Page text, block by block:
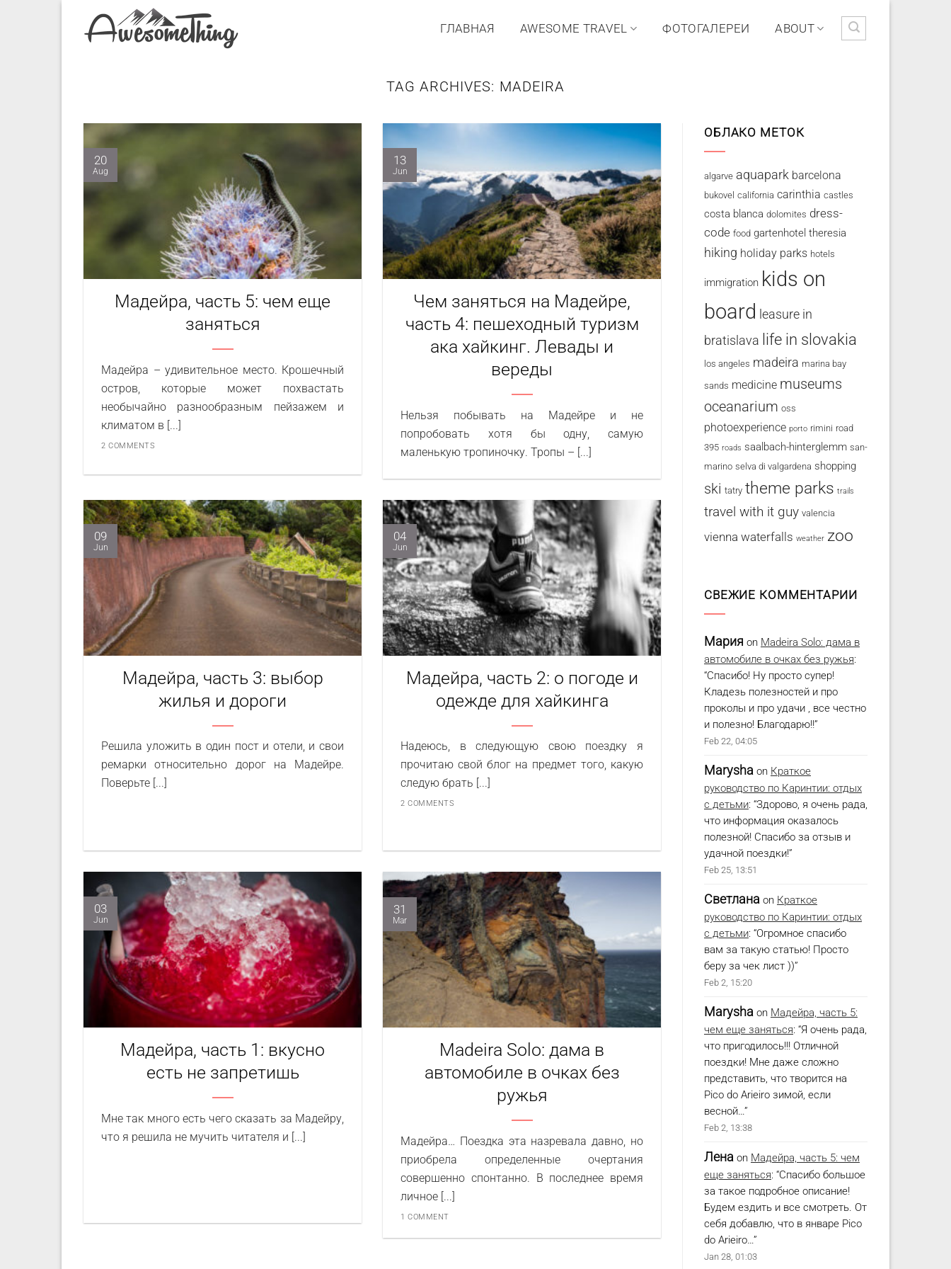
ГЛАВНАЯ AWESOME TRAVEL ФОТОГАЛЕРЕИ ABOUT
TAG ARCHIVES: MADEIRA
Мадейра, часть 5: чем еще
заняться
Мадейра – удивительное место. Крошечный
остров, которые может похвастать
необычайно разнообразным пейзажем и
климатом в [...]
2 COMMENTS
20
Aug
Чем заняться на Мадейре,
часть 4: пешеходный туризм
ака хайкинг. Левады и
вереды
Нельзя побывать на Мадейре и не
попробовать хотя бы одну, самую
маленькую тропиночку. Тропы – [...]
13
Jun
Мадейра, часть 3: выбор
жилья и дороги
Решила уложить в один пост и отели, и свои
ремарки относительно дорог на Мадейре.
Поверьте [...]
09
Jun
Мадейра, часть 2: о погоде и
одежде для хайкинга
Надеюсь, в следующую свою поездку я
прочитаю свой блог на предмет того, какую
следую брать [...]
2 COMMENTS
04
Jun
Мадейра, часть 1: вкусно
есть не запретишь
Мне так много есть чего сказать за Мадейру,
что я решила не мучить читателя и [...]
03
Jun
Madeira Solo: дама в
автомобиле в очках без
ружья
Мадейра… Поездка эта назревала давно, но
приобрела определенные очертания
совершенно спонтанно. В последнее время
личное [...]
1 COMMENT
31
Mar
ОБЛАКО МЕТОК
algarve aquapark barcelona
bukovel california carinthia castles
costa blanca dolomites dress-
code food gartenhotel theresia
hiking holiday parks hotels
immigration kids on
board leasure in
bratislava life in slovakia
los angeles madeira marina bay
sands medicine museums
oceanarium oss
photoexperience porto rimini road
395 roads saalbach-hinterglemm san-
marino selva di valgardena shopping
ski tatry theme parks trails
travel with it guy valencia
vienna waterfalls weather zoo
СВЕЖИЕ КОММЕНТАРИИ
Мария on Madeira Solo: дама в
автомобиле в очках без ружья:
“Спасибо! Ну просто супер!
Кладезь полезностей и про
проколы и про удачи , все честно
и полезно! Благодарю!!”
Feb 22, 04:05
Marysha on Краткое
руководство по Каринтии: отдых
с детьми: “Здорово, я очень рада,
что информация оказалось
полезной! Спасибо за отзыв и
удачной поездки!”
Feb 25, 13:51
Светлана on Краткое
руководство по Каринтии: отдых
с детьми: “Огромное спасибо
вам за такую статью! Просто
беру за чек лист ))”
Feb 2, 15:20
Marysha on Мадейра, часть 5:
чем еще заняться: “Я очень рада,
что пригодилось!!! Отличной
поездки! Мне даже сложно
представить, что творится на
Pico do Arieiro зимой, если
весной…”
Feb 2, 13:38
Лена on Мадейра, часть 5: чем
еще заняться: “Спасибо большое
за такое подробное описание!
Будем ездить и все смотреть. От
себя добавлю, что в январе Pico
do Arieiro…”
Jan 28, 01:03